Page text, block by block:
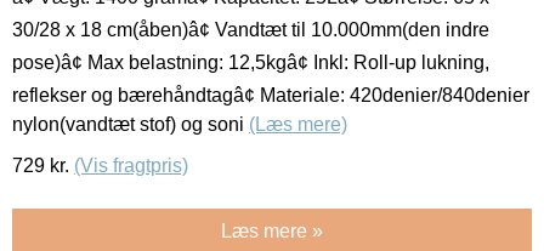
30/28 x 18 cm(åben)â¢ Vandtæt til 10.000mm(den indre
pose)â¢ Max belastning: 12,5kgâ¢ Inkl: Roll-up lukning,
reflekser og bærehåndtagâ¢ Materiale: 420denier/840denier
nylon(vandtæt stof) og soni (Læs mere)
729 kr. (Vis fragtpris)
Læs mere »